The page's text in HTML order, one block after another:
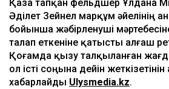
Қаза тапқан фельдшер Ұлдана
Әділет Зейнел марқұм әйелінің
бойынша жәбірленуші
талап еткеніне қатысты алғаш рет
Қоғамда қызу талқыланған
ол істі соңына дейін
хабарлайды Ulysmedia.kz.